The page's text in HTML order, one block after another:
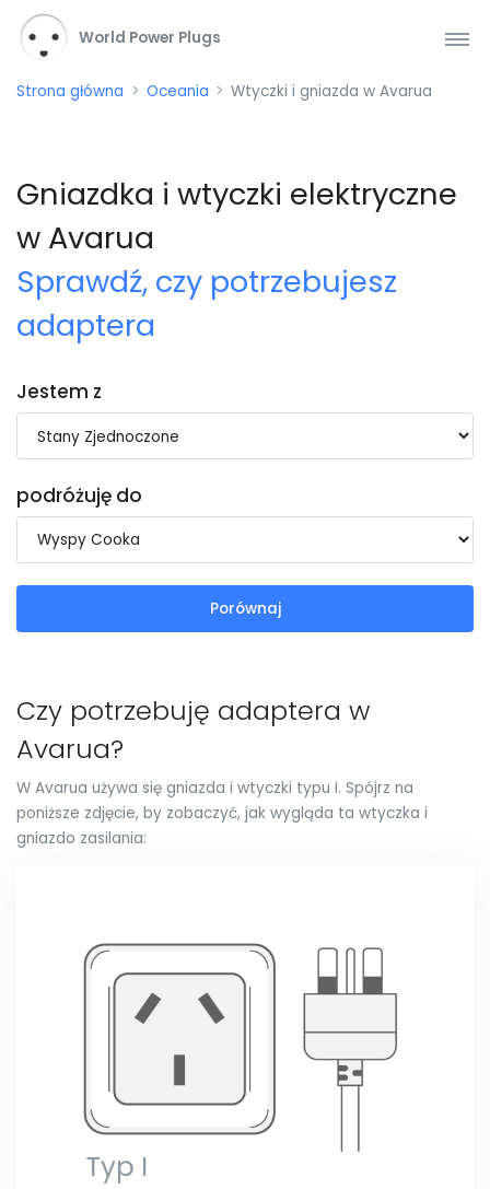
World Power Plugs
Strona główna Oceania Wtyczki i gniazda w Avarua
Gniazdka i wtyczki elektryczne
w Avarua
Sprawdź, czy potrzebujesz
adaptera
Jestem z
podróżuję do
Porównaj
Czy potrzebuję adaptera w
Avarua?
W Avarua używa się gniazda i wtyczki typu I. Spójrz na
poniższe zdjęcie, by zobaczyć, jak wygląda ta wtyczka i
gniazdo zasilania: